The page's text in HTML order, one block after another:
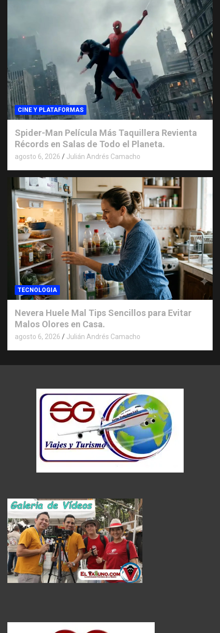
CINE Y PLATAFORMAS
Spider-Man Película Más Taquillera Revienta
Récords en Salas de Todo el Planeta.
agosto 6, 2026 Julián Andrés Camacho
TECNOLOGIA
Nevera Huele Mal Tips Sencillos para Evitar
Malos Olores en Casa.
agosto 6, 2026 Julián Andrés Camacho